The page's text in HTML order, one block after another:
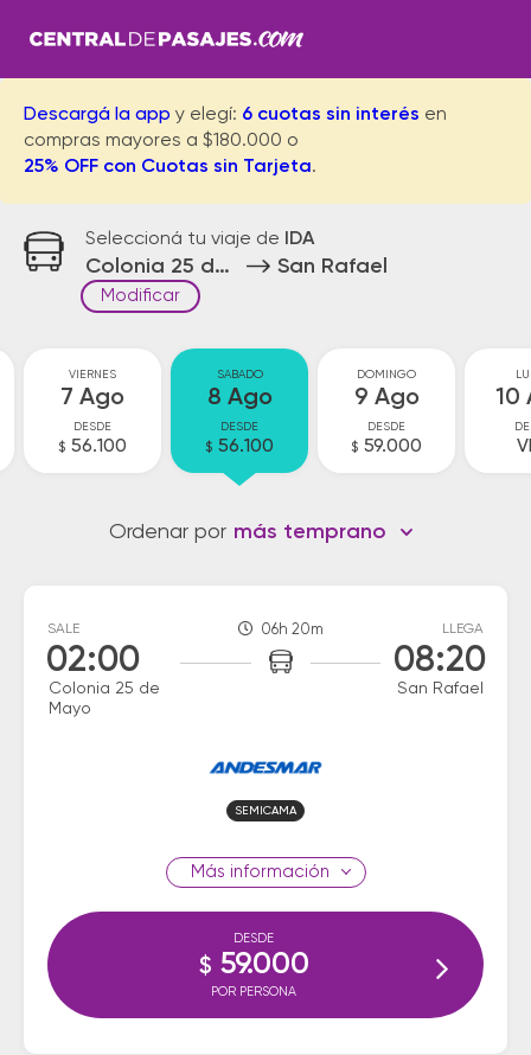
Descargá la app y elegí: 6 cuotas sin interés en
compras mayores a $180.000 o
25% OFF con Cuotas sin Tarjeta.
Seleccioná tu viaje de IDA
Colonia 25 de Mayo San Rafael
Modificar
VIERNES
7 Ago
DESDE
$ 56.100
SABADO
8 Ago
DESDE
$ 56.100
DOMINGO
9 Ago
DESDE
$ 59.000
10
Ordenar por más temprano
SALE
02:00
Colonia 25 de
Mayo
06h 20m LLEGA
08:20
San Rafael
SEMICAMA
información
DESDE
$ 59.000
POR PERSONA